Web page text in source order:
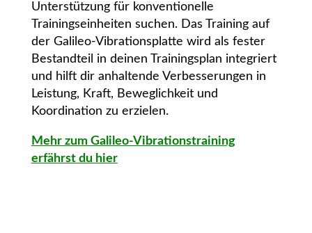
Unterstützung für konventionelle
Trainingseinheiten suchen. Das Training auf
der Galileo-Vibrationsplatte wird als fester
Bestandteil in deinen Trainingsplan integriert
und hilft dir anhaltende Verbesserungen in
Leistung, Kraft, Beweglichkeit und
Koordination zu erzielen.
Mehr zum Galileo-Vibrationstraining
erfährst du hier